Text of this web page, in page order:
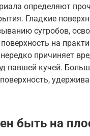
определяют
Гладкие
сугробов,
на
причиняет
павшей кучей.
быть на